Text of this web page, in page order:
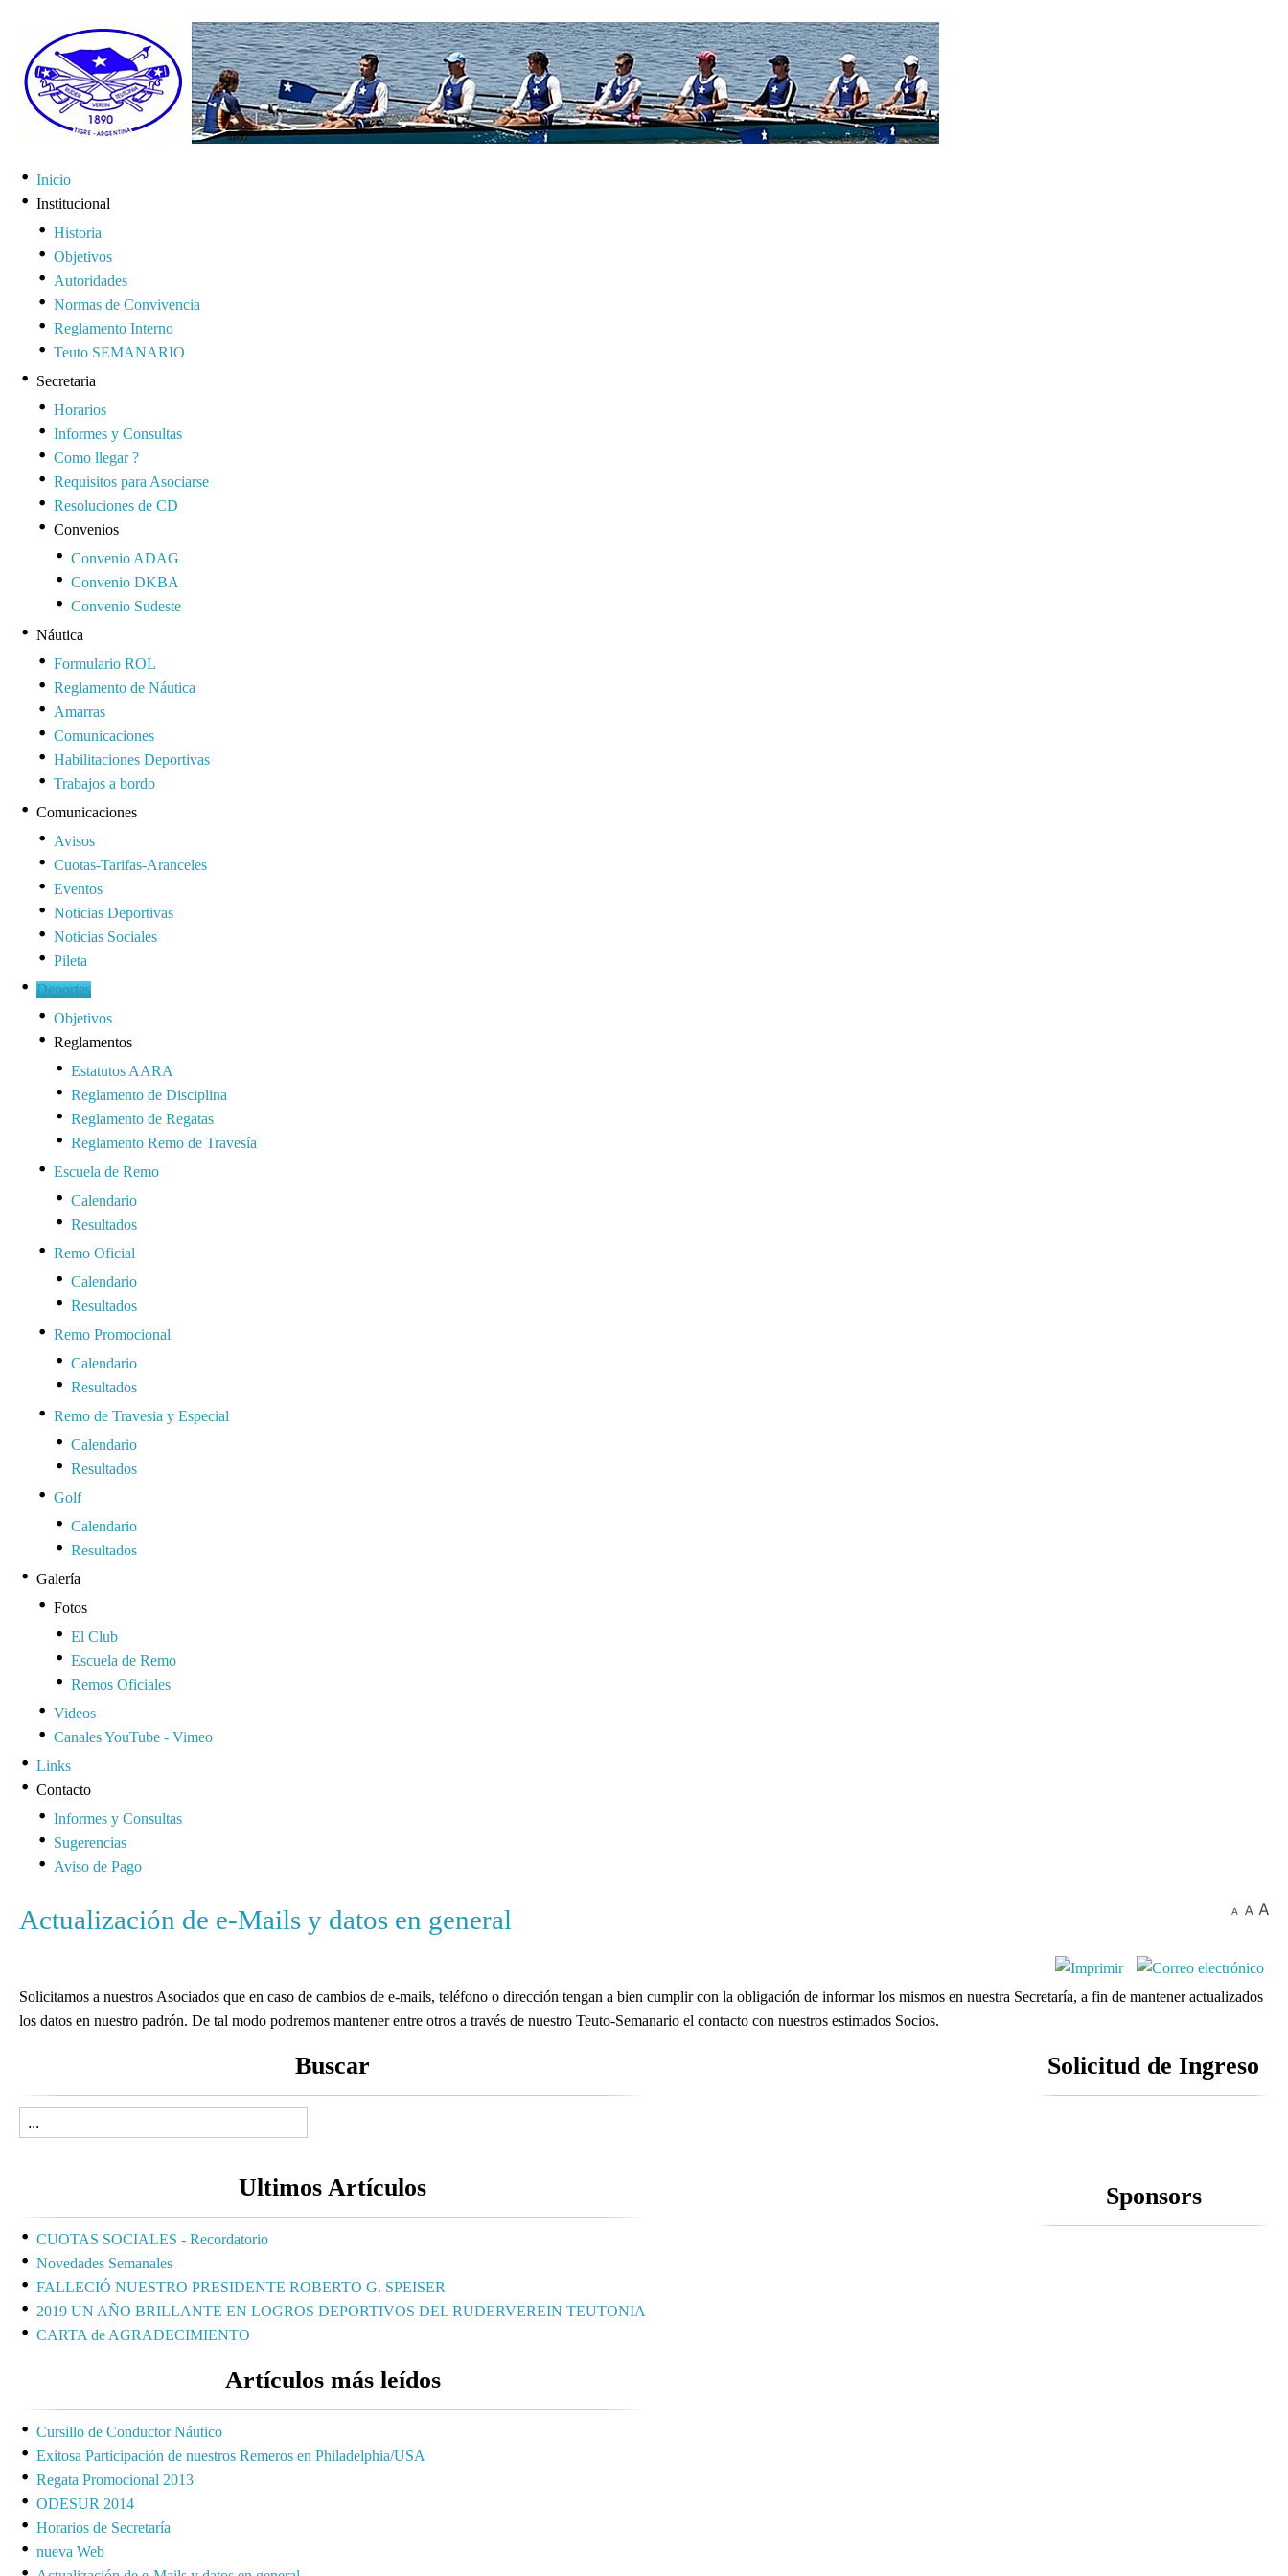
Inicio
Institucional
Historia
Objetivos
Autoridades
Normas de Convivencia
Reglamento Interno
Teuto SEMANARIO
Secretaria
Horarios
Informes y Consultas
Como llegar ?
Requisitos para Asociarse
Resoluciones de CD
Convenios
Convenio ADAG
Convenio DKBA
Convenio Sudeste
Náutica
Formulario ROL
Reglamento de Náutica
Amarras
Comunicaciones
Habilitaciones Deportivas
Trabajos a bordo
Comunicaciones
Avisos
Cuotas-Tarifas-Aranceles
Eventos
Noticias Deportivas
Noticias Sociales
Pileta
Deportes
Objetivos
Reglamentos
Estatutos AARA
Reglamento de Disciplina
Reglamento de Regatas
Reglamento Remo de Travesía
Escuela de Remo
Calendario
Resultados
Remo Oficial
Calendario
Resultados
Remo Promocional
Calendario
Resultados
Remo de Travesia y Especial
Calendario
Resultados
Golf
Calendario
Resultados
Galería
Fotos
El Club
Escuela de Remo
Remos Oficiales
Videos
Canales YouTube - Vimeo
Links
Contacto
Informes y Consultas
Sugerencias
Aviso de Pago
Actualización de e-Mails y datos en general
Solicitamos a nuestros Asociados que en caso de cambios de e-mails, teléfono o dirección tengan a bien cumplir con la obligación de informar los mismos en nuestra Secretaría, a fin de mantener actualizados
los datos en nuestro padrón. De tal modo podremos mantener entre otros a través de nuestro Teuto-Semanario el contacto con nuestros estimados Socios.
Buscar
Ultimos Artículos
CUOTAS SOCIALES - Recordatorio
Novedades Semanales
FALLECIÓ NUESTRO PRESIDENTE ROBERTO G. SPEISER
2019 UN AÑO BRILLANTE EN LOGROS DEPORTIVOS DEL RUDERVEREIN TEUTONIA
CARTA de AGRADECIMIENTO
Artículos más leídos
Cursillo de Conductor Náutico
Exitosa Participación de nuestros Remeros en Philadelphia/USA
Regata Promocional 2013
ODESUR 2014
Horarios de Secretaría
nueva Web
Solicitud de Ingreso
Sponsors